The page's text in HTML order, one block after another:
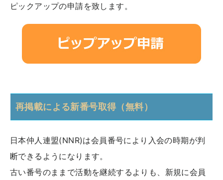
ピックアップの申請を致します。
再掲載による新番号取得（無料）
日本仲人連盟(NNR)は会員番号により入会の時期が判
断できるようになります。
古い番号のままで活動を継続するよりも、新規に会員